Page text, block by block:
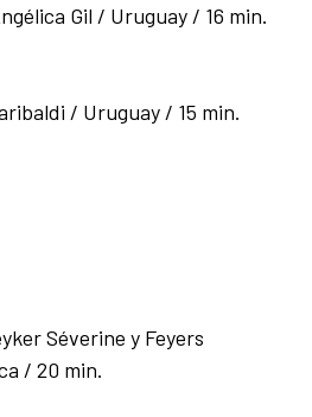
Gil / Uruguay / 16 min.
/ Uruguay / 15 min.
Séverine y Feyers
/ 20 min.